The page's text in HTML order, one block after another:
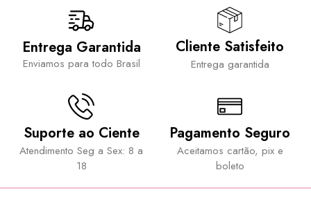
Entrega Garantida
Enviamos para todo Brasil
Cliente Satisfeito
Entrega garantida
Suporte ao Ciente
Atendimento Seg a Sex: 8 a
18
Pagamento Seguro
Aceitamos cartão, pix e
boleto